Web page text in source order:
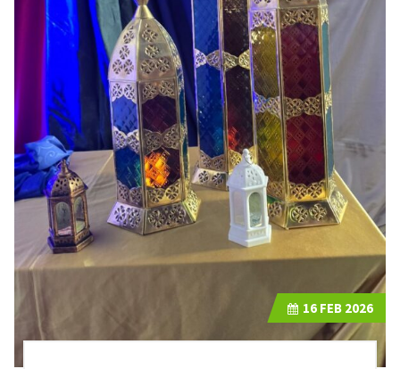
16 FEB 2026